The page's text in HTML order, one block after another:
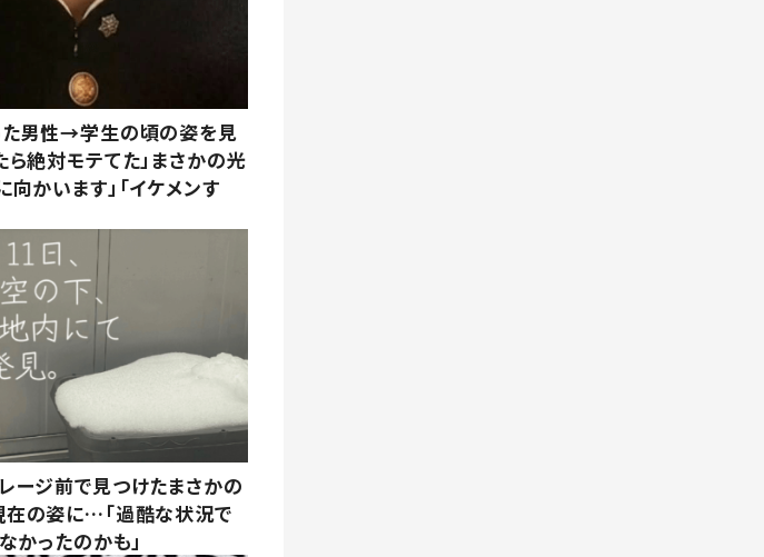
男性→学生の頃の姿を見
絶対モテてた」まさかの光
かいます」「イケメンす
ージ前で見つけたまさかの
の姿に…「過酷な状況で
かったのかも」